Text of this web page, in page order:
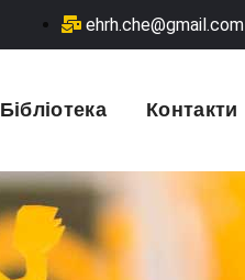
ehrh.che@gmail.com
Бібліотека Контакти